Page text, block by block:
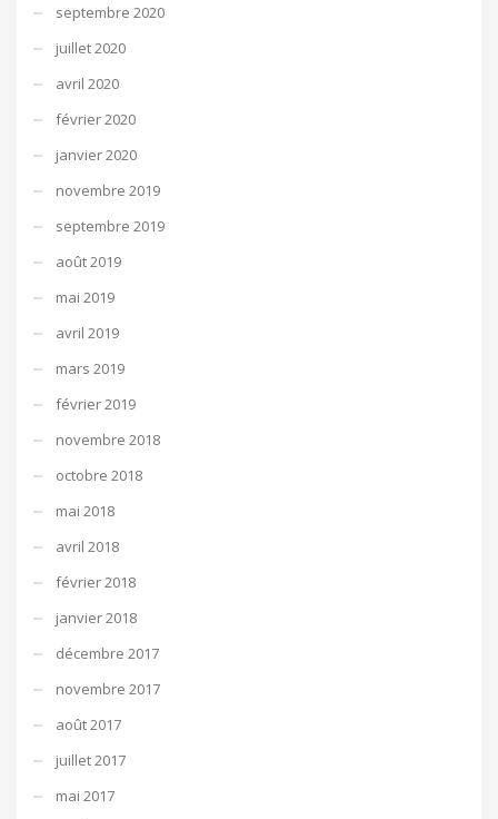
septembre 2020
juillet 2020
avril 2020
février 2020
janvier 2020
novembre 2019
septembre 2019
août 2019
mai 2019
avril 2019
mars 2019
février 2019
novembre 2018
octobre 2018
mai 2018
avril 2018
février 2018
janvier 2018
décembre 2017
novembre 2017
août 2017
juillet 2017
mai 2017